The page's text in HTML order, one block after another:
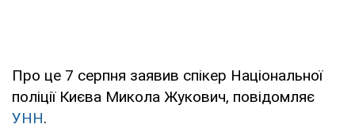
Про це 7 серпня заявив спікер Національної
поліції Києва Микола Жукович, повідомляє
УНН.